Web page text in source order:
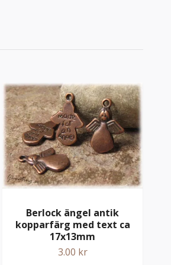
Berlock ängel antik
kopparfärg med text ca
17x13mm
3.00 kr